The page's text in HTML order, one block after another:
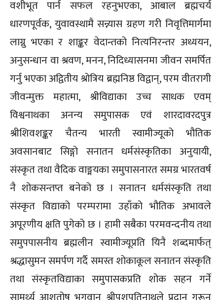
वशीभूत पार्न सफल रहनुभएका, आबाल ब्रह्मचर्य
धारणपूर्वक, युवावस्थामै सन्न्यास ग्रहण गरी निवृत्तिमार्गमा
लाग्नु भएका र शाङ्कर वेदान्तको नित्यनिरन्तर अध्ययन,
अनुसन्धान वा श्रवण, मनन, निदिध्यासनमा जीवन समर्पित
गर्नु भएका अद्वितीय श्रोत्रिय ब्रह्मनिष्ठ विद्वान्, परम वीतरागी
जीवन्मुक्त महात्मा, श्रीविद्याका उच्च साधक एवम्
विश्वनाथका अनन्य समुपासक एवं शारदावरदपुत्र
श्रीशिवशङ्कर चैतन्य भारती स्वामीज्यूको भौतिक
अवसानबाट सिङ्गो सनातन धर्मसंस्कृतिका अनुयायी,
संस्कृत तथा वैदिक वाङ्मयका समुपासनारत समग्र भारतवर्ष
नै शोकसन्तप्त बनेको छ । सनातन धर्मसंस्कृति तथा
संस्कृत विद्याको परम्परामा उहाँको भौतिक अभावले
अपूरणीय क्षति पुगेको छ । हामी सबैका परमवन्दनीय तथा
समुपपासनीय ब्रह्मलीन स्वामीज्यूप्रति यिनै शब्दमार्फत्
श्रद्धासुमन समर्पण गर्दै समस्त शोकाकूल सनातन संस्कृति
तथा संस्कृतविद्याका समुपासकप्रति शोक सहन गर्ने